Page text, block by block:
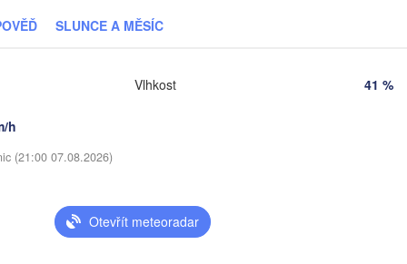
SLUNCE A MĚSÍC
h
Vlhkost 41 %
(21:00 07.08.2026)
Otevřít meteoradarЧернігів
(Chernihiv)